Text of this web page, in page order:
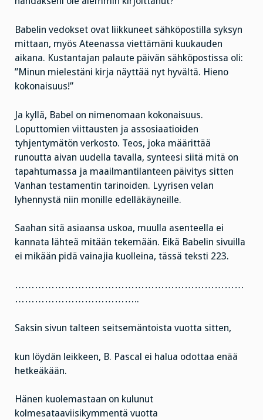
Babelin vedokset ovat liikkuneet sähköpostilla syksyn
mittaan, myös Ateenassa viettämäni kuukauden
aikana. Kustantajan palaute päivän sähköpostissa oli:
”Minun mielestäni kirja näyttää nyt hyvältä. Hieno
kokonaisuus!”
Ja kyllä, Babel on nimenomaan kokonaisuus.
Loputtomien viittausten ja assosiaatioiden
tyhjentymätön verkosto. Teos, joka määrittää
runoutta aivan uudella tavalla, synteesi siitä mitä on
tapahtumassa ja maailmantilanteen päivitys sitten
Vanhan testamentin tarinoiden. Lyyrisen velan
lyhennystä niin monille edelläkäyneille.
Saahan sitä asiaansa uskoa, muulla asenteella ei
kannata lähteä mitään tekemään. Eikä Babelin sivuilla
ei mikään pidä vainajia kuolleina, tässä teksti 223.
……………………………………………………………
………………………………..
Saksin sivun talteen seitsemäntoista vuotta sitten,
kun löydän leikkeen, B. Pascal ei halua odottaa enää
hetkeäkään.
Hänen kuolemastaan on kulunut
kolmesataaviisikymmentä vuotta